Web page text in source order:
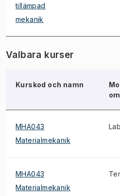
tillämpad
mekanik
Valbara kurser
Kurskod och namn
MHA043
Materialmekanik
MHA043
Materialmekanik